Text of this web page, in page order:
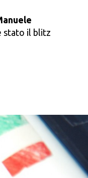
stato il blitz